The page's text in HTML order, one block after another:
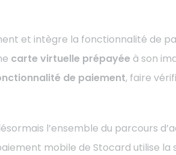
et intègre la fonctionnalité de
carte virtuelle prépayée à son
de paiement, faire
l’ensemble du parcours
mobile de Stocard utilise la